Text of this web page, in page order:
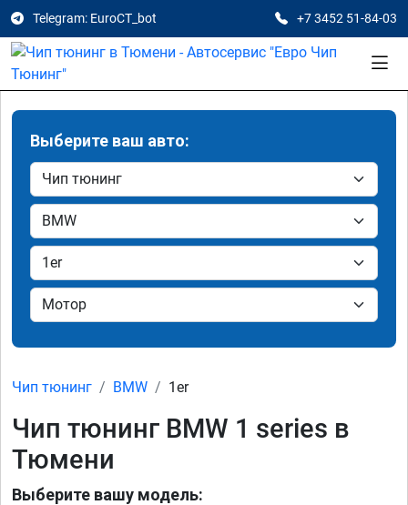
Telegram: EuroCT_bot +7 3452 51-84-03
Выберите ваш авто:
Чип тюнинг BMW 1er
Чип тюнинг BMW 1 series в
Тюмени
Выберите вашу модель: